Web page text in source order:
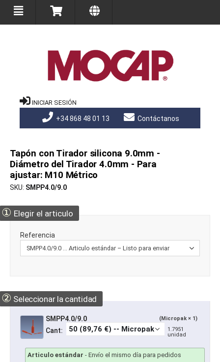
INICIAR SESIÓN
+34 868 48 01 13 Contáctanos
Tapón con Tirador silicona 9.0mm -
Diámetro del Tirador 4.0mm - Para
ajustar: M10 Métrico
SKU SMPP4.0/9.0
① Elegir el articulo
Referencia
② Seleccionar la cantidad
SMPP4.0/9.0 (Micropak × 1)
Cant:
1.7951
unidad
Articulo estándar - Envío el mismo día para pedidos